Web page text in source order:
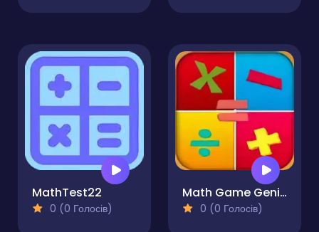
MathTest22
0 (0 Голосів)
Math Game Genius
0 (0 Голосів)